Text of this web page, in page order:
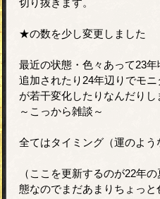
★の数を少し変更しました
最近の状態・色々あって23
追加されたり24年辺りでモ
が若干変化したりなんだりし
～こっから雑談～
全てはタイミング（運のよう
（ここを更新するのが22年
態なのでまだあまりちょっ